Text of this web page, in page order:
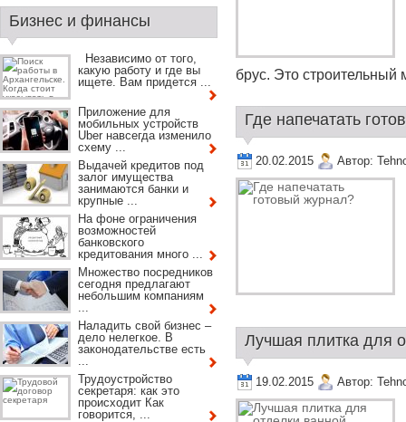
брус. Это строительный
Где напечатать
20.02.2015 Автор:
Лучшая плитка для
19.02.2015 Автор:
Бизнес и финансы
Независимо от того,
какую работу и где вы
ищете. Вам придется ...
Приложение для
мобильных устройств
Uber навсегда изменило
схему ...
Выдачей кредитов под
залог имущества
занимаются банки и
крупные ...
На фоне ограничения
возможностей
банковского
кредитования много ...
Множество посредников
сегодня предлагают
небольшим компаниям
...
Наладить свой бизнес –
дело нелегкое. В
законодательстве есть
...
Трудоустройство
секретаря: как это
происходит Как
говорится, ...